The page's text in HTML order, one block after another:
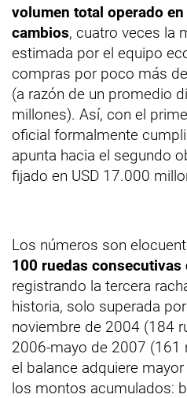
volumen total operado
cambios, cuatro veces la
estimada por el equipo
compras por poco más
(a razón de un promedio
millones). Así, con el
oficial formalmente
apunta hacia el segundo
fijado en USD 17.000
Los números son
100 ruedas consecutivas
registrando la tercera
historia, solo superada
noviembre de 2004 (184
2006-mayo de 2007 (161
el balance adquiere
los montos acumulados: